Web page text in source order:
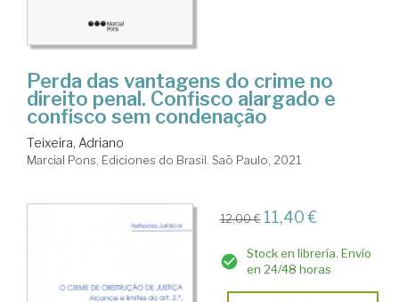
Perda das vantagens do crime no
direito penal. Confisco alargado e
confisco sem condenação
Teixeira, Adriano
Marcial Pons, Ediciones do Brasil. Saõ Paulo, 2021
12,00 € 11,40 €
Stock en librería. Envío
en 24/48 horas